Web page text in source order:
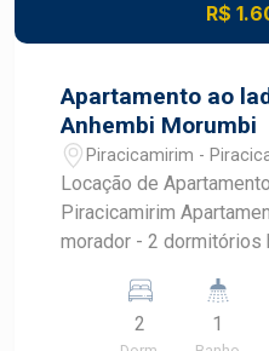
R$
Apartamento ao
Anhembi Morumbi
Piracicamirim -
Locação de
Piracicamirim Apartamento novo, primeiro
morador - 2
funcional com gabinete
vizinho a cima. -
2 1